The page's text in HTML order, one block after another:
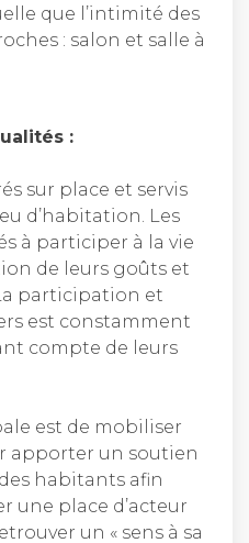
que l’intimité des
: salon et salle à
:
sur place et servis
d’habitation. Les
à participer à la vie
de leurs goûts et
participation et
est constamment
compte de leurs
est de mobiliser
apporter un soutien
habitants afin
une place d’acteur
un « sens à sa